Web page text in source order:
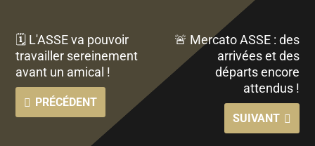
🗓 L'ASSE va pouvoir
travailler sereinement
avant un amical !
PRÉCÉDENT
🚨 Mercato ASSE : des
arrivées et des
départs encore
attendus !
SUIVANT